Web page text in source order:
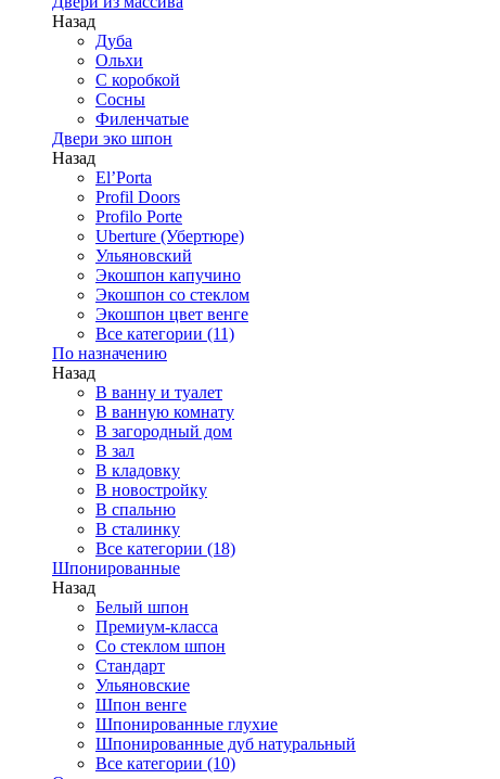
Назад
Дуба
Ольхи
С коробкой
Сосны
Филенчатые
Двери эко шпон
Назад
El’Porta
Profil Doors
Profilo Porte
Uberture (Убертюре)
Ульяновский
Экошпон капучино
Экошпон со стеклом
Экошпон цвет венге
Все категории (11)
По назначению
Назад
В ванну и туалет
В ванную комнату
В загородный дом
В зал
В кладовку
В новостройку
В спальню
В сталинку
Все категории (18)
Шпонированные
Назад
Белый шпон
Премиум-класса
Со стеклом шпон
Стандарт
Ульяновские
Шпон венге
Шпонированные глухие
Шпонированные дуб натуральный
Все категории (10)